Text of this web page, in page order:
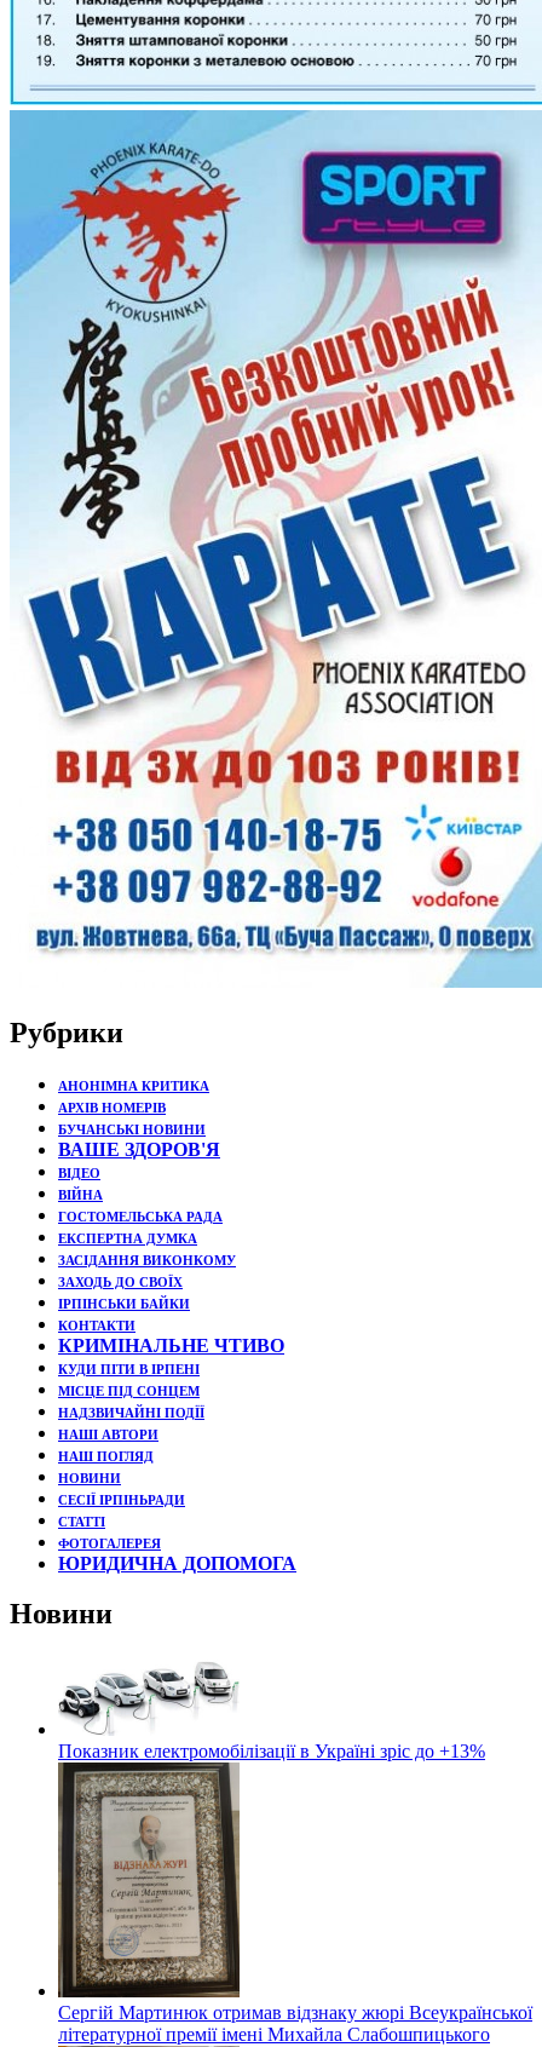
Рубрики
АНОНІМНА КРИТИКА
АРХІВ НОМЕРІВ
БУЧАНСЬКІ НОВИНИ
ВАШЕ ЗДОРОВ'Я
ВІДЕО
ВІЙНА
ГОСТОМЕЛЬСЬКА РАДА
ЕКСПЕРТНА ДУМКА
ЗАСІДАННЯ ВИКОНКОМУ
ЗАХОДЬ ДО СВОЇХ
ІРПІНСЬКИ БАЙКИ
КОНТАКТИ
КРИМІНАЛЬНЕ ЧТИВО
КУДИ ПІТИ В ІРПЕНІ
МІСЦЕ ПІД СОНЦЕМ
НАДЗВИЧАЙНІ ПОДЇЇ
НАШІ АВТОРИ
НАШ ПОГЛЯД
НОВИНИ
СЕСІЇ ІРПІНЬРАДИ
СТАТТІ
ФОТОГАЛЕРЕЯ
ЮРИДИЧНА ДОПОМОГА
Новини
Показник електромобілізації в Україні зріс до +13%
Сергій Мартинюк отримав відзнаку жюрі Всеукраїнської
літературної премії імені Михайла Слабошпицького